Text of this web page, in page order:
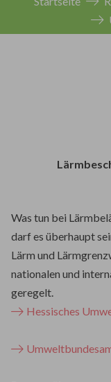
Was tun bei
darf es überhaupt
Lärm und
nationalen und
geregelt.
Hessisches